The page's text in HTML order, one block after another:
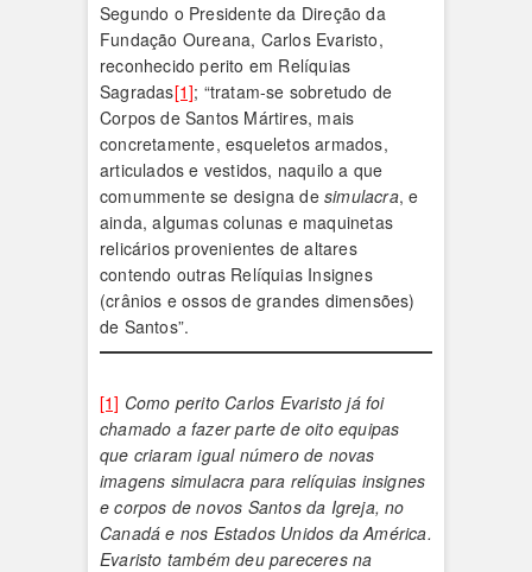
Segundo o Presidente da Direção da
Fundação Oureana, Carlos Evaristo,
reconhecido perito em Relíquias
Sagradas[1]; “tratam-se sobretudo de
Corpos de Santos Mártires, mais
concretamente, esqueletos armados,
articulados e vestidos, naquilo a que
comummente se designa de simulacra, e
ainda, algumas colunas e maquinetas
relicários provenientes de altares
contendo outras Relíquias Insignes
(crânios e ossos de grandes dimensões)
de Santos”.
[1] Como perito Carlos Evaristo já foi
chamado a fazer parte de oito equipas
que criaram igual número de novas
imagens simulacra para relíquias insignes
e corpos de novos Santos da Igreja, no
Canadá e nos Estados Unidos da América.
Evaristo também deu pareceres na